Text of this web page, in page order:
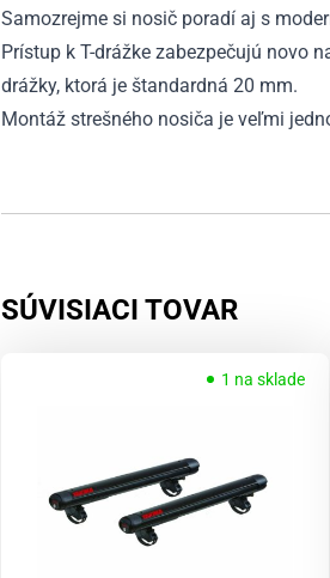
Samozrejme si nosič poradí aj s
Prístup k T-drážke zabezpečujú novo
drážky, ktorá je štandardná 20 mm.
Montáž strešného nosiča je veľmi
SÚVISIACI TOVAR
1 na sklade